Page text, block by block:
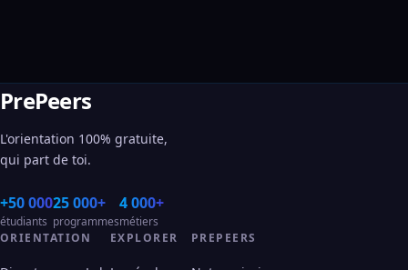
PrePeers
L'orientation 100% gratuite,
qui part de toi.
+50 000
étudiants
25 000+
programmes
4 000+
métiers
ORIENTATION
EXPLORER PREPEERS